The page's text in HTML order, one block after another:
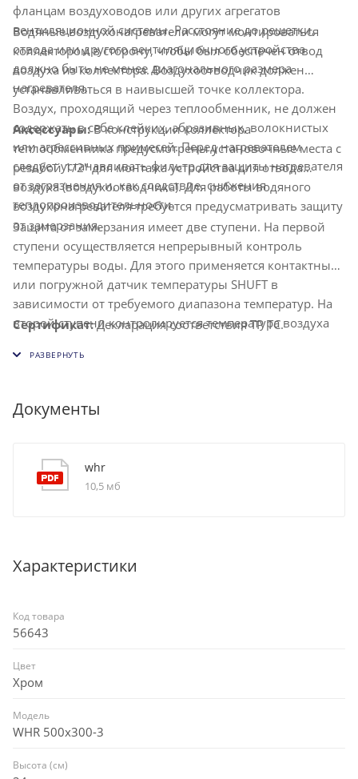
фланцам воздуховодов или других агрегатов
вентиляционной системы. Расстояние до решетки,
отвода или другого вентиляционного устройства
должно быть не менее диагонального размера
нагревателя.
Водяные воздухонагреватели могут монтироваться
коллектором в сторону, чтобы был обеспечен отвод
воздуха из коллектора. Воздухоотводчик должен
устанавливаться в наивысшей точке коллектора.
Воздух, проходящий через теплообменник, не должен
содержать в себе клейких, абразивных, волокнистых
или агрессивных примесей. Перед нагревателем
следует устанавливать фильтр для защиты нагревателя
от загрязнения и, как следствие, снижения
теплопроизводительности.
Аксессуары:В конструкции коллектора
теплообменника предусмотрены установочные места с
резьбой 1/2" для монтажа устройства для отвода
воздуха (воздухоотводчика). Для работы водяного
воздухонагревателя требуется предусматривать защиту
от замерзания.
Защита от замерзания имеет две ступени. На первой
ступени осуществляется непрерывный контроль
температуры воды. Для этого применяется контактный
или погружной датчик температуры SHUFT в
зависимости от требуемого диапазона температур. На
второй ступени контролируется температура воздуха
который под-бирается в зависимости от типоразмера
Сертификат:Декларация соответствия ТР ТС.
Документы
whr
10,5 мб
Характеристики
Код товара
56643
Цвет
Хром
Модель
WHR 500x300-3
Высота (см)